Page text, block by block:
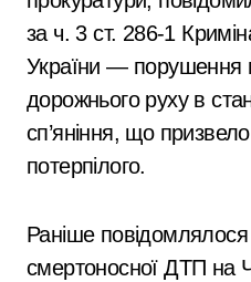
за ч. 3 ст. 286-1
України — порушення
дорожнього руху в
сп’яніння, що
потерпілого.
Раніше
смертоносної ДТП на